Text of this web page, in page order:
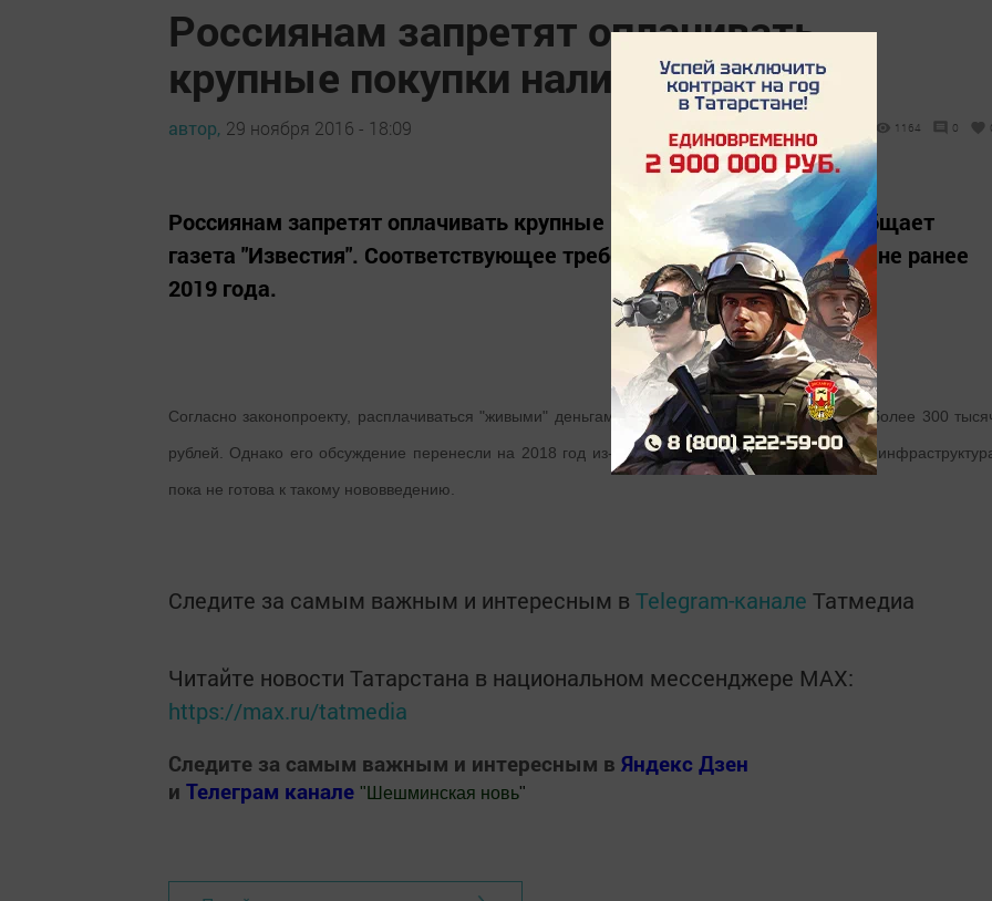
Россиянам запретят оплачивать
крупные покупки наличными
автор, 29 ноября 2016 - 18:09 1164 0
Россиянам запретят оплачивать крупные покупки наличными, сообщает
газета "Известия". Соответствующее требование может появиться не ранее
2019 года.
Согласно законопроекту, расплачиваться "живыми" деньгами запретят за товары стоимостью более 300
рублей. Однако его обсуждение перенесли на 2018 год из-за того, что российская платежная
пока не готова к такому нововведению.
utm_source=CopyBuf
Следите за самым важным и интересным в Telegram-канале Татмедиа
Читайте новости Татарстана в национальном мессенджере MАХ:
https://max.ru/tatmedia
Следите за самым важным и интересным в Яндекс Дзен
и Телеграм канале " Шешминская новь"